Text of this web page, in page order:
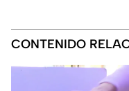
CONTENIDO